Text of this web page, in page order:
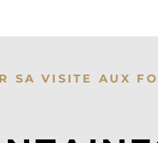
SA VISITE AUX